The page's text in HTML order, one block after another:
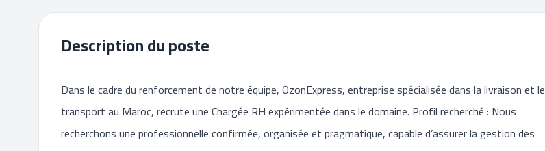
Description du poste
Dans le cadre du renforcement de notre équipe, OzonExpress, entreprise spécialisée dans la livraison et le
transport au Maroc, recrute une Chargée RH expérimentée dans le domaine. Profil recherché : Nous
recherchons une professionnelle confirmée, organisée et pragmatique, capable d’assurer la gestion des